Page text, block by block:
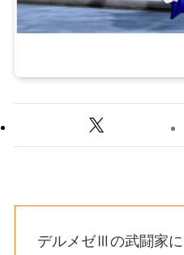
デルメゼⅢの武闘家